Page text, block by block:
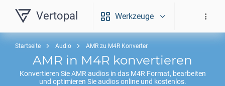
Vertopal Werkzeuge
Startseite Audio AMR zu M4R Konverter
AMR in M4R konvertieren
Konvertieren SieAMR audios in das M4R Format, bearbeiten
und optimieren Sie audios online und kostenlos.